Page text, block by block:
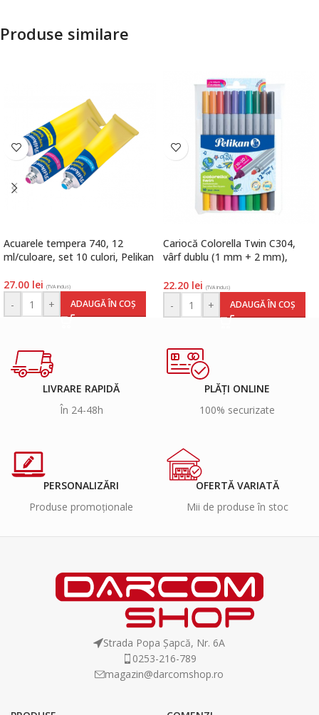
Produse similare
Acuarele tempera 740, 12
ml/culoare, set 10 culori, Pelikan
27.00 lei (TVA inclus)
- + ADAUGĂ ÎN COȘ
Cariocă Colorella Twin C304,
vârf dublu (1 mm + 2 mm),
Pelikan
22.20 lei (TVA inclus)
- + ADAUGĂ ÎN COȘ
LIVRARE RAPIDĂ
În 24-48h
PLĂȚI ONLINE
100% securizate
PERSONALIZĂRI
Produse promoționale
OFERTĂ VARIATĂ
Mii de produse în stoc
Strada Popa Șapcă, Nr. 6A
0253-216-789
magazin@darcomshop.ro